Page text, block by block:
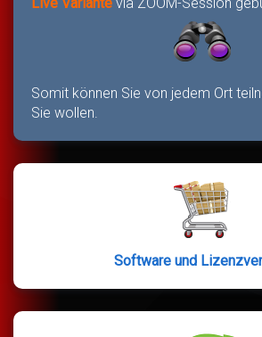
Somit können Sie von jedem Ort
Sie wollen.
Software und